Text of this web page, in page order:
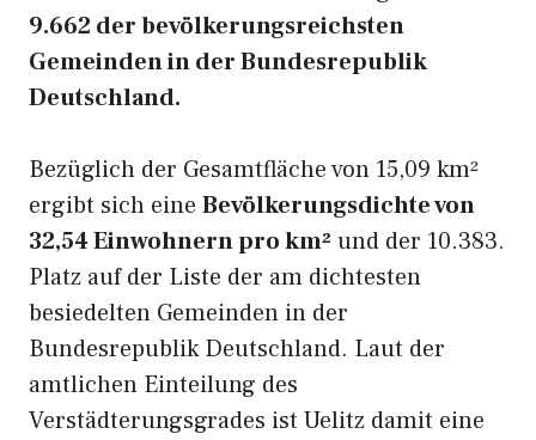
9.662 der bevölkerungsreichsten
Gemeinden in der Bundesrepublik
Deutschland.
Bezüglich der Gesamtfläche von 15,09 km²
ergibt sich eine Bevölkerungsdichte von
32,54 Einwohnern pro km² und der 10.383.
Platz auf der Liste der am dichtesten
besiedelten Gemeinden in der
Bundesrepublik Deutschland. Laut der
amtlichen Einteilung des
Verstädterungsgrades ist Uelitz damit eine